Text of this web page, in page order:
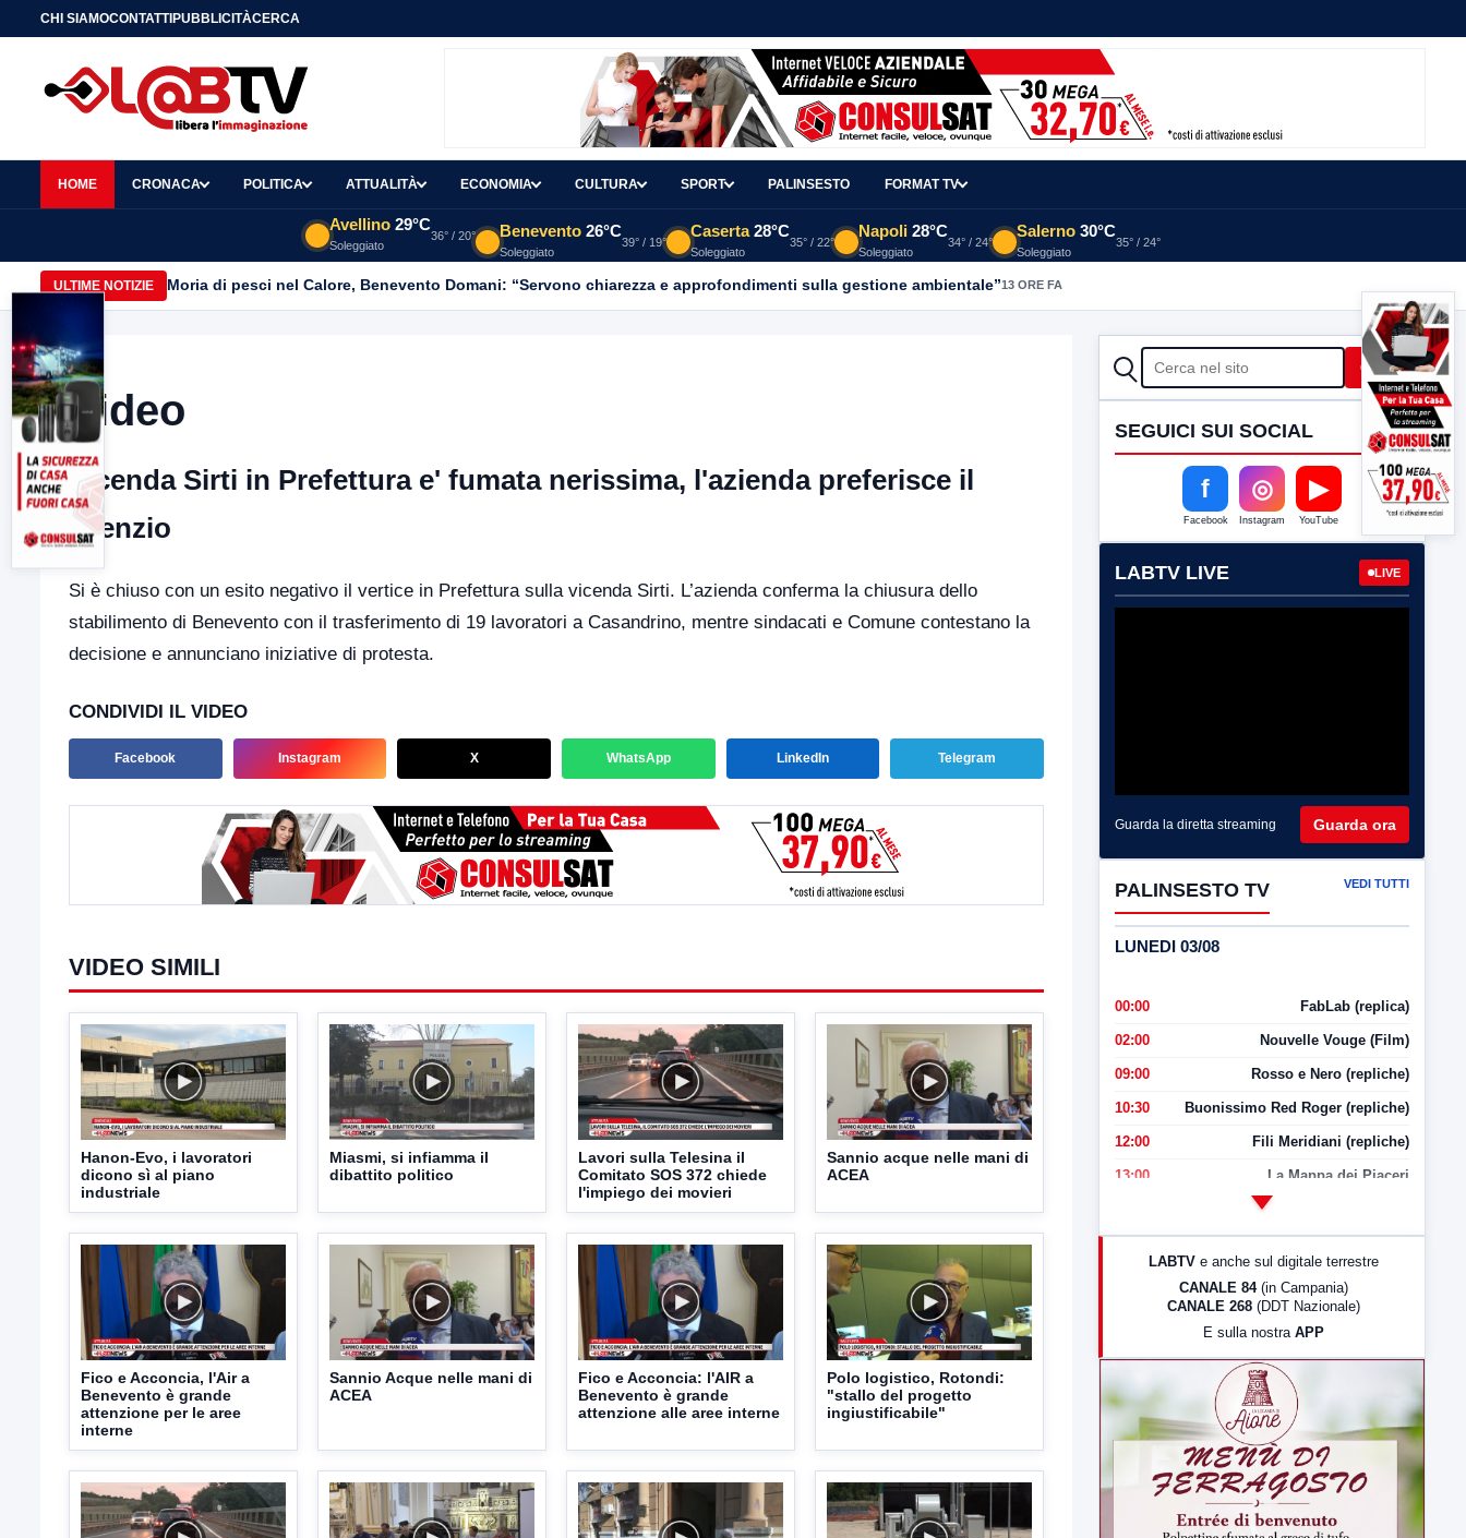
CHI SIAMOCONTATTIPUBBLICITÀCERCA
HOME CRONACA POLITICA ATTUALITÀ ECONOMIA CULTURA SPORT PALINSESTO FORMAT TV
Avellino 29°C
Soleggiato
36° / 20° Benevento 26°C
Soleggiato
39° / 19°
Caserta 28°C
Soleggiato
35° / 22°
Napoli 28°C
Soleggiato
34° / 24°
Salerno 30°C
Soleggiato
35° / 24°
ULTIME NOTIZIE Moria di pesci nel Calore, Benevento Domani: “Servono chiarezza e approfondimenti sulla gestione ambientale”13 ORE FA
Video
Vicenda Sirti in Prefettura e' fumata nerissima, l'azienda preferisce il
silenzio
Si è chiuso con un esito negativo il vertice in Prefettura sulla vicenda Sirti. L’azienda conferma la chiusura dello
stabilimento di Benevento con il trasferimento di 19 lavoratori a Casandrino, mentre sindacati e Comune contestano la
decisione e annunciano iniziative di protesta.
CONDIVIDI IL VIDEO
Facebook Instagram X WhatsApp LinkedIn Telegram
VIDEO SIMILI
Hanon-Evo, i lavoratori
dicono sì al piano
industriale
Miasmi, si infiamma il
dibattito politico
Lavori sulla Telesina il
Comitato SOS 372 chiede
l'impiego dei movieri
Sannio acque nelle mani di
ACEA
Fico e Acconcia, l'Air a
Benevento è grande
attenzione per le aree
interne
Sannio Acque nelle mani di
ACEA
Fico e Acconcia: l'AIR a
Benevento è grande
attenzione alle aree interne
Polo logistico, Rotondi:
"stallo del progetto
ingiustificabile"
CERCA Cerca
SEGUICI SUI SOCIAL
f
Facebook
◎
Instagram
▶
YouTube
LABTV LIVE LIVE
Guarda la diretta streaming Guarda ora
PALINSESTO TV VEDI TUTTI
LUNEDI 03/08
00:00 FabLab (replica)
02:00 Nouvelle Vouge (Film)
09:00 Rosso e Nero (repliche)
10:30 Buonissimo Red Roger (repliche)
12:00 Fili Meridiani (repliche)
13:00 La Mappa dei Piaceri
LabNews (Diretta)
LabNews (replica)
LABTV e anche sul digitale terrestre
CANALE 84 (in Campania)
CANALE 268 (DDT Nazionale)
E sulla nostra APP